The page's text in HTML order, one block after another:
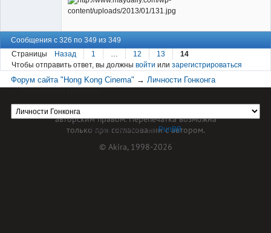
Сообщения с 326 по 349 из 349
Страницы
Назад 1 … 12 13
14
Чтобы отправить ответ, вы должны войти или зарегистрироваться
Форум сайта "Hong Kong Cinema" →Личности Гонконга
Форум работает наPunBB
Материал сайта hkcinema.ru защищен
авторским правом. Перепечатка возможна
только при согласовании с автором.
© Akira, 1998-2026